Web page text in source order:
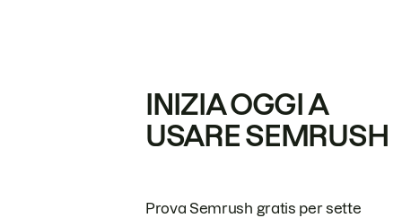
INIZIA OGGI A
USARE SEMRUSH
Prova Semrush gratis per sette